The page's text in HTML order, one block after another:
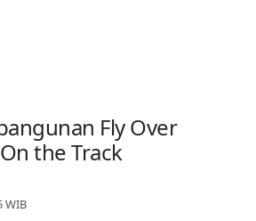
Fly Over
the Track
WIB